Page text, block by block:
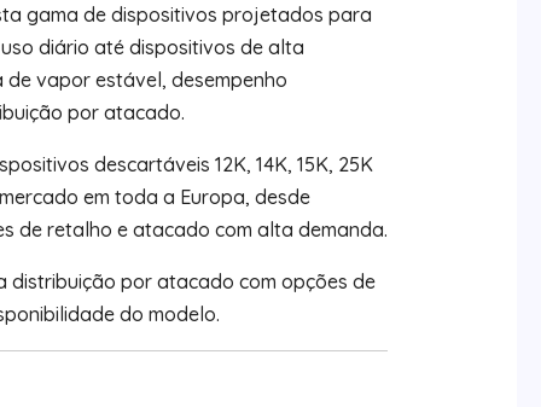
gama de dispositivos projetados para
diário até dispositivos de alta
vapor estável, desempenho
por atacado.
descartáveis 12K, 14K, 15K, 25K
em toda a Europa, desde
de retalho e atacado com alta demanda.
distribuição por atacado com opções de
do modelo.